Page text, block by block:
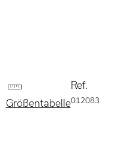
Größentabelle
Ref.
012083